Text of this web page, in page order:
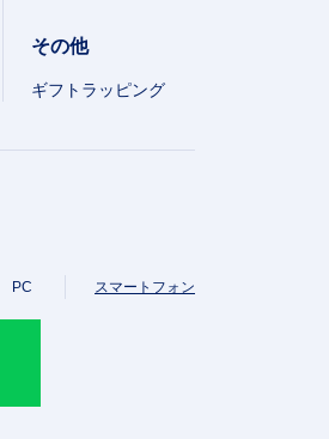
その他
ギフトラッピング
PC スマートフォン